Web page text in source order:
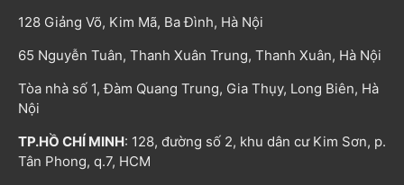
128 Giảng Võ, Kim Mã, Ba Đình, Hà Nội
65 Nguyễn Tuân, Thanh Xuân Trung, Thanh Xuân, Hà Nội
Tòa nhà số 1, Đàm Quang Trung, Gia Thụy, Long Biên, Hà
Nội
TP.HỒ CHÍ MINH: 128, đường số 2, khu dân cư Kim Sơn, p.
Tân Phong, q.7, HCM